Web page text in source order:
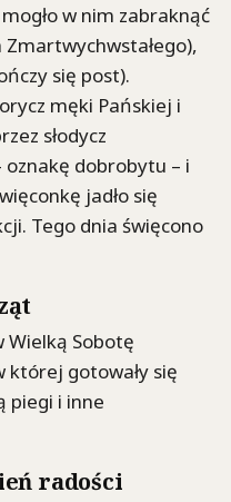
w nim zabraknąć
się post).
męki Pańskiej i
słodycz
oznakę dobrobytu – i
jadło się
Tego dnia święcono
Wielką Sobotę
której gotowały się
piegi i inne
radości